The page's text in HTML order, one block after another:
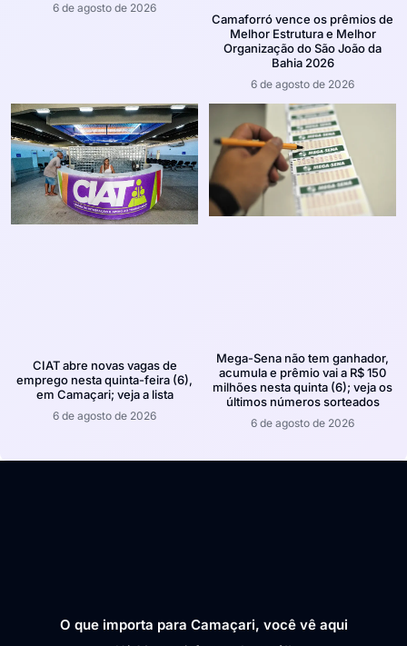
6 de agosto de 2026
Camaforró vence os prêmios de
Melhor Estrutura e Melhor
Organização do São João da
Bahia 2026
6 de agosto de 2026
CIAT abre novas vagas de
emprego nesta quinta-feira (6),
em Camaçari; veja a lista
6 de agosto de 2026
Mega-Sena não tem ganhador,
acumula e prêmio vai a R$ 150
milhões nesta quinta (6); veja os
últimos números sorteados
6 de agosto de 2026
O que importa para Camaçari, você vê aqui